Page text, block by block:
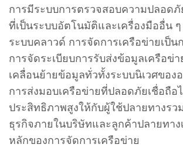
การมีระบบการตรวจสอบความปลอดภั
ที่เป็นระบบอัตโนมัติและเครื่องมืออื่น
ระบบคลาวด์ การจัดการเครือข่ายเป็น
การจัดระเบียบการรับส่งข้อมูลเครือข่
เคลื่อนย้ายข้อมูลทั่วทั้งระบบนิเวศขอ
การส่งมอบเครือข่ายที่ปลอดภัยเชื่อถือ
ประสิทธิภาพสูงให้กับผู้ใช้ปลายทางรว
ธุรกิจภายในบริษัทและลูกค้าปลายทาง
หลักของการจัดการเครือข่าย